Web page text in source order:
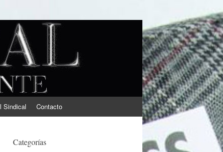
Sindical Contacto
Categorías